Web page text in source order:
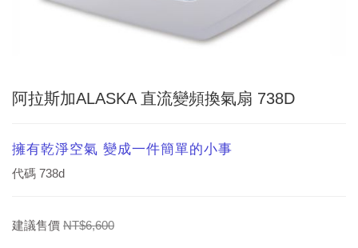
阿拉斯加ALASKA 直流變頻換氣扇 738D
擁有乾淨空氣 變成一件簡單的小事
代碼 738d
建議售價 NT$6,600